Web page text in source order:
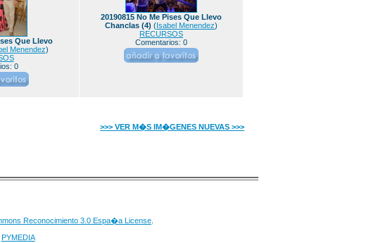
Que Llevo
Menendez)
0
20190815 No Me Pises Que Llevo
Chanclas (4) (Isabel Menendez)
RECURSOS
Comentarios: 0
>>> VER M�S IM�GENES NUEVAS >>>
Reconocimiento 3.0 Espa�a License
PYMEDIA